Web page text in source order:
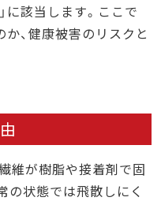
に該当します。ここで
、健康被害のリスクと
維が樹脂や接着剤で固
の状態では飛散しにく